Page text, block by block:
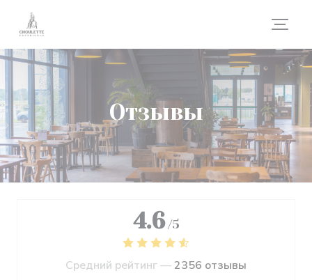
Панель управления cookies
Отзывы
4.6 /5
Средний рейтинг —2356 отзывы